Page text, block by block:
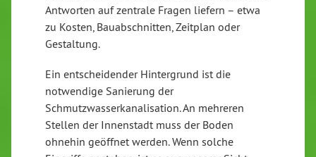
Antworten auf zentrale Fragen liefern – etwa
zu Kosten, Bauabschnitten, Zeitplan oder
Gestaltung.
Ein entscheidender Hintergrund ist die
notwendige Sanierung der
Schmutzwasserkanalisation. An mehreren
Stellen der Innenstadt muss der Boden
ohnehin geöffnet werden. Wenn solche